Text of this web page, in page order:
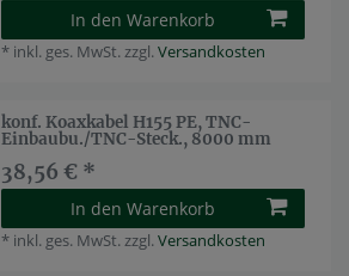
In den Warenkorb
* inkl. ges. MwSt.zzgl.Versandkosten
konf. Koaxkabel H155 PE, TNC-
Einbaubu./TNC-Steck., 8000 mm
38,56 € *
In den Warenkorb
* inkl. ges. MwSt. zzgl.Versandkosten